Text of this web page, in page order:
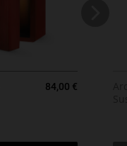
Prezzo
84,00 €